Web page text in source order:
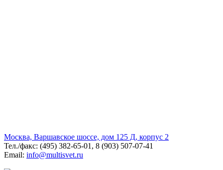
Москва, Варшавское шоссе, дом 125 Д, корпус 2
Тел./факс: (495) 382-65-01, 8 (903) 507-07-41
Email: info@multisvet.ru